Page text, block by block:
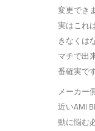
変更でき
実はこれ
きなくは
マチで出
番確実で
メーカー
近いAMI
動に悩む